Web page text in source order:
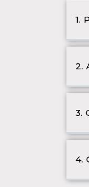
1.
2.
3.
4.